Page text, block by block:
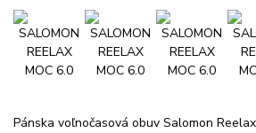
Pánska voľnočasová obuv Salomon